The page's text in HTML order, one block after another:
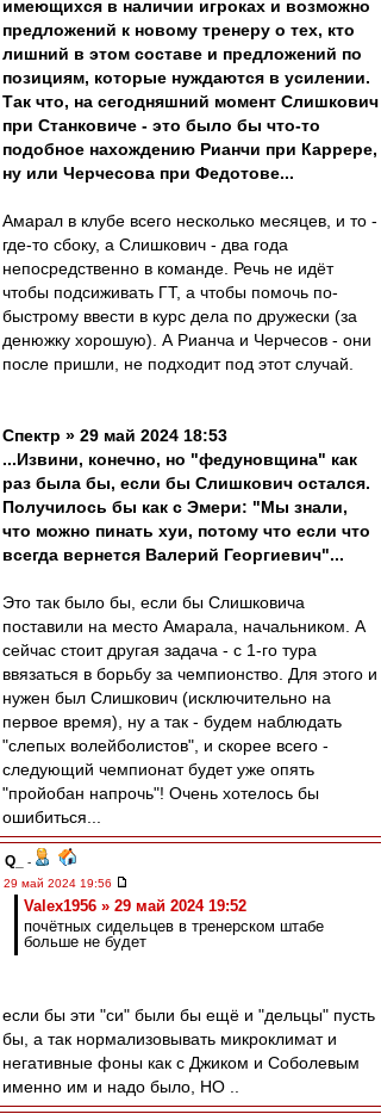
имеющихся в наличии игроках и возможно
предложений к новому тренеру о тех, кто
лишний в этом составе и предложений по
позициям, которые нуждаются в усилении.
Так что, на сегодняшний момент Слишкович
при Станковиче - это было бы что-то
подобное нахождению Рианчи при Каррере,
ну или Черчесова при Федотове...
Амарал в клубе всего несколько месяцев, и то -
где-то сбоку, а Слишкович - два года
непосредственно в команде. Речь не идёт
чтобы подсиживать ГТ, а чтобы помочь по-
быстрому ввести в курс дела по дружески (за
денюжку хорошую). А Рианча и Черчесов - они
после пришли, не подходит под этот случай.
Спектр » 29 май 2024 18:53
...Извини, конечно, но "федуновщина" как
раз была бы, если бы Слишкович остался.
Получилось бы как с Эмери: "Мы знали,
что можно пинать хуи, потому что если что
всегда вернется Валерий Георгиевич"...
Это так было бы, если бы Слишковича
поставили на место Амарала, начальником. А
сейчас стоит другая задача - с 1-го тура
ввязаться в борьбу за чемпионство. Для этого и
нужен был Слишкович (исключительно на
первое время), ну а так - будем наблюдать
"слепых волейболистов", и скорее всего -
следующий чемпионат будет уже опять
"пройобан напрочь"! Очень хотелось бы
ошибиться...
Q_
-
29 май 2024 19:56
Valex1956 » 29 май 2024 19:52
почётных сидельцев в тренерском штабе
больше не будет
если бы эти "си" были бы ещё и "дельцы" пусть
бы, а так нормализовывать микроклимат и
негативные фоны как с Джиком и Соболевым
именно им и надо было, НО ..